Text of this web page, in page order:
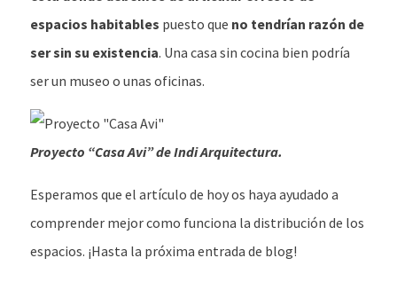
espacios habitables puesto que no tendrían razón de
ser sin su existencia. Una casa sin cocina bien podría
ser un museo o unas oficinas.
Proyecto “Casa Avi” de Indi Arquitectura.
Esperamos que el artículo de hoy os haya ayudado a
comprender mejor como funciona la distribución de los
espacios. ¡Hasta la próxima entrada de blog!